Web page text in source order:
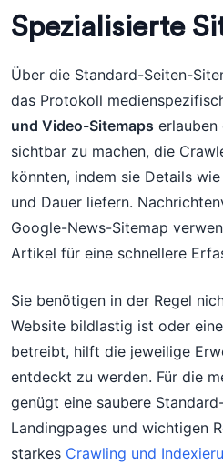
Spezialisierte
Über die Standard-Seiten-
das Protokoll
und Video-Sitemaps erlauben
sichtbar zu machen, die
könnten, indem sie Details
und Dauer liefern.
Google-News-Sitemap
Artikel für eine schnellere
Sie benötigen in der Regel
Website bildlastig ist oder
betreibt, hilft die jeweilige
entdeckt zu werden. Für die
genügt eine saubere
Landingpages und wichtigen
starkes Crawling und